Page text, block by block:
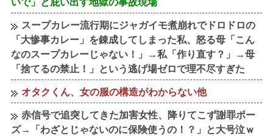
いで」と庇い出す地獄の事故現場
スープカレー流行期にジャガイモ煮崩れでドロドロの
「大惨事カレー」を錬成してしまった私、怒る母「こん
なのスープカレーじゃない！」→私「作り直す？」→母
「捨てるの禁止！」という逃げ場ゼロで理不尽すぎた
オタクくん、女の服の構造がわからない他
赤信号で追突してきた加害女性、降りてこず謝罪ポー
ズ→「わざとじゃないのに保険使うの！？」と大号泣ｗ